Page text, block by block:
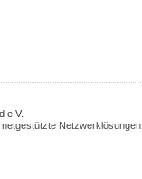
e.V.
Netzwerklösungen